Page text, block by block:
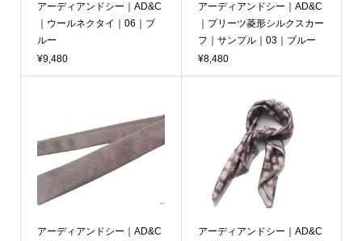
アーディアンドシー｜AD&C
｜ウールネクタイ｜06｜ブ
ルー
¥9,480
アーディアンドシー｜AD&C
｜プリーツ菱形シルクスカー
フ｜サンプル｜03｜ブルー
¥8,480
アーディアンドシー｜AD&C
アーディアンドシー｜AD&C